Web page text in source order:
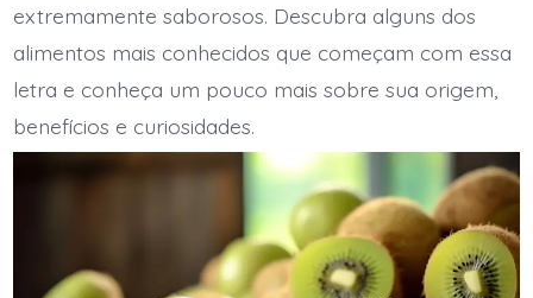
extremamente saborosos. Descubra alguns dos
alimentos mais conhecidos que começam com essa
letra e conheça um pouco mais sobre sua origem,
benefícios e curiosidades.